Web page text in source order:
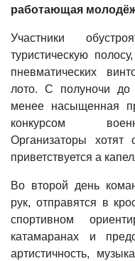
работающая
Участники
туристическую
пневматических
лото. С полуночи до
менее насыщенная
конкурсом
Организаторы
приветствуется а
Во второй день
рук, отправятся в
спортивном
катамаранах и
артистичность,